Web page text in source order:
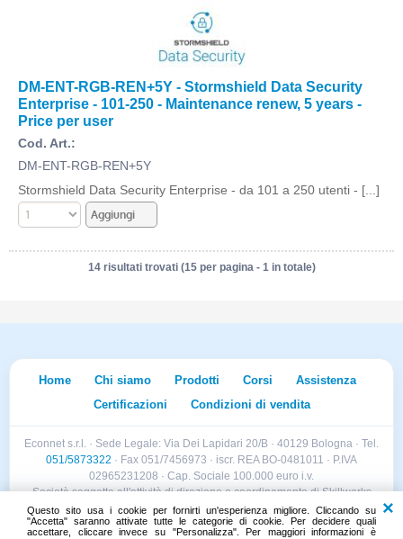
Questo sito usa i cookie per fornirti un'esperienza migliore. Cliccando su
"Accetta" saranno attivate tutte le categorie di cookie. Per decidere quali
accettare, cliccare invece su "Personalizza". Per maggiori informazioni è
DM-ENT-RGB-REN+5Y - Stormshield Data Security
Enterprise - 101-250 - Maintenance renew, 5 years -
Price per user
Cod. Art.:
DM-ENT-RGB-REN+5Y
Stormshield Data Security Enterprise - da 101 a 250 utenti - [...]
14 risultati trovati (15 per pagina - 1 in totale)
Home Chi siamo Prodotti Corsi
Assistenza
Certificazioni
Condizioni di vendita
Econnet s.r.l. · Sede Legale: Via Dei Lapidari 20/B · 40129 Bologna · Tel.
051/5873322 · Fax 051/7456973 · iscr. REA BO-0481011 · P.IVA
02965231208 · Cap. Sociale 100.000 euro i.v.
Società soggetta all'attività di direzione e coordinamento di Skillworks
Holding s.r.l. · Sede Legale: Via Vittorio Emanuele II 28 · Roncadelle (BS)
- C.F. 04151440981